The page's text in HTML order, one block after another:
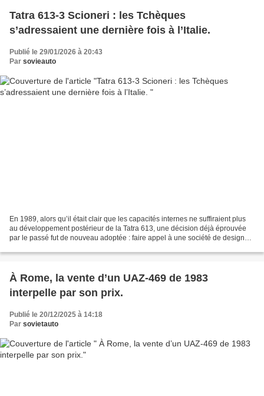
Tatra 613-3 Scioneri : les Tchèques
s’adressaient une dernière fois à l’Italie.
Publié le 29/01/2026 à 20:43
Par sovieauto
En 1989, alors qu’il était clair que les capacités internes ne suffiraient plus
au développement postérieur de la Tatra 613, une décision déjà éprouvée
par le passé fut de nouveau adoptée : faire appel à une société de design
À Rome, la vente d’un UAZ-469 de 1983
interpelle par son prix.
Publié le 20/12/2025 à 14:18
Par sovietauto